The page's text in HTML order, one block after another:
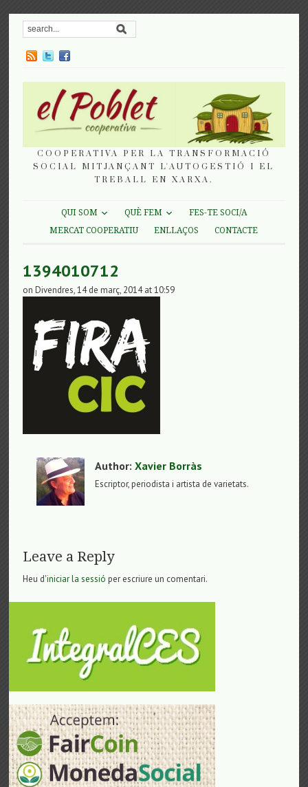
COOPERATIVA PER LA TRANSFORMACIÓ
SOCIAL MITJANÇANT L'AUTOGESTIÓ I EL
TREBALL EN XARXA.
QUI SOM QUÈ FEM
FES-TE SOCI/A
MERCAT COOPERATIU
ENLLAÇOS CONTACTE
1394010712
on Divendres, 14 de març, 2014 at 10:59
Author:Xavier Borràs
Escriptor, periodista i artista de varietats.
Leave a Reply
Heu d'iniciar la sessió per escriure un comentari.